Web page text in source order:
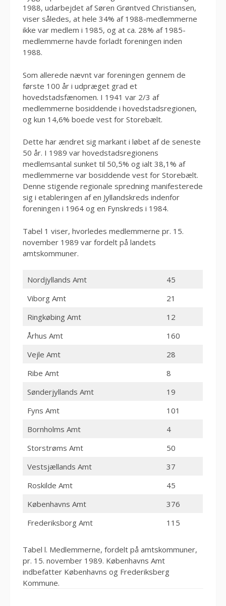
1988, udarbejdet af Søren Grøntved Christiansen,
viser således, at hele 34% af 1988-medlemmerne
ikke var medlem i 1985, og at ca. 28% af 1985-
medlemmerne havde forladt foreningen inden
1988.
Som allerede nævnt var foreningen gennem de
første 100 år i udpræget grad et
hovedstadsfænomen. I 1941 var 2/3 af
medlemmerne bosiddende i hovedstadsregionen,
og kun 14,6% boede vest for Storebælt.
Dette har ændret sig markant i løbet af de seneste
50 år. I 1989 var hovedstadsregionens
medlemsantal sunket til 50,5% og ialt 38,1% af
medlemmerne var bosiddende vest for Storebælt.
Denne stigende regionale spredning manifesterede
sig i etableringen af en Jyllandskreds indenfor
foreningen i 1964 og en Fynskreds i 1984.
Tabel 1 viser, hvorledes medlemmerne pr. 15.
november 1989 var fordelt på landets
amtskommuner.
Nordjyllands Amt
45
Viborg Amt
21
Ringkøbing Amt
12
Århus Amt
160
Vejle Amt
28
Ribe Amt
8
Sønderjyllands Amt
19
Fyns Amt
101
Bornholms Amt
4
Storstrøms Amt
50
Vestsjællands Amt
37
Roskilde Amt
45
Københavns Amt
376
Frederiksborg Amt
115
Tabel l. Medlemmerne, fordelt på amtskommuner,
pr. 15. november 1989. Københavns Amt
indbefatter Københavns og Frederiksberg
Kommune.